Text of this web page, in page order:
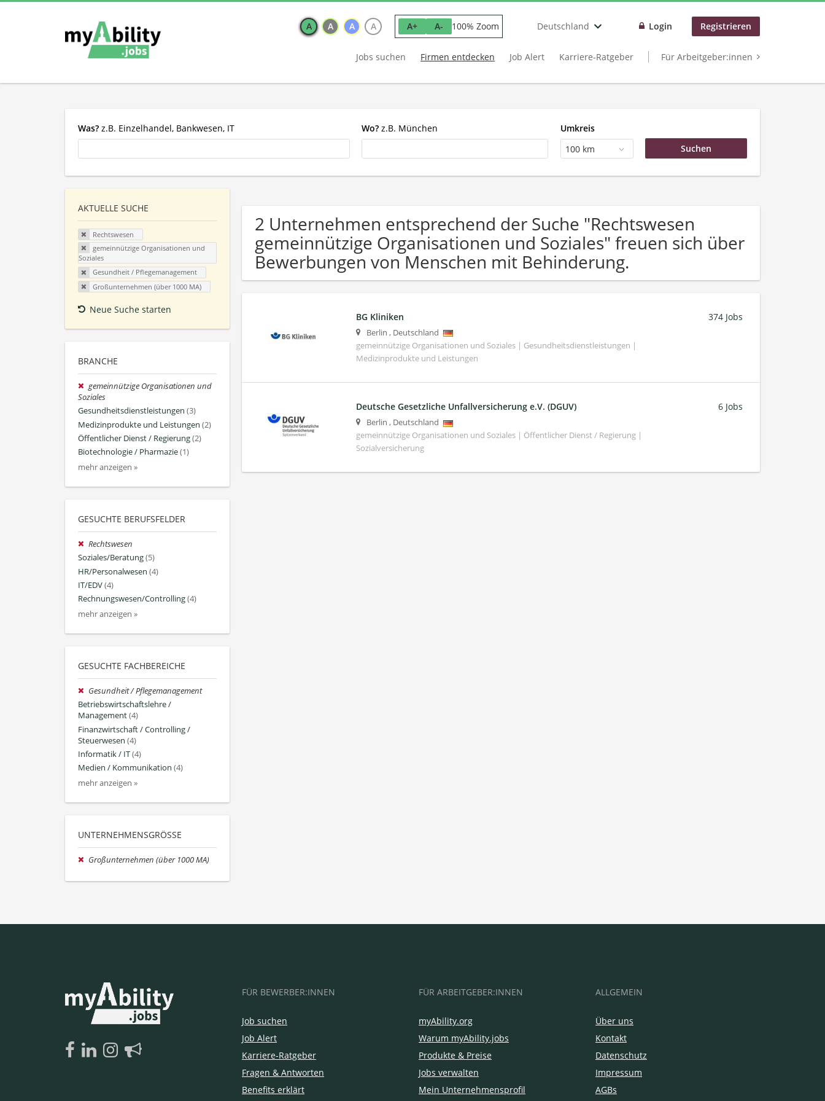
A A A A A+ A- 100% Zoom Deutschland Login Registrieren
Jobs suchen Firmen entdecken Job Alert Karriere-Ratgeber Für Arbeitgeber:innen
Was? z.B. Einzelhandel, Bankwesen, IT Wo? z.B. München
Umkreis
100 km
AKTUELLE SUCHE
Rechtswesen
gemeinnützige Organisationen und
Soziales
Gesundheit / Pflegemanagement
Großunternehmen (über 1000 MA)
Neue Suche starten
BRANCHE
gemeinnützige Organisationen und
Soziales
Gesundheitsdienstleistungen (3)
Medizinprodukte und Leistungen (2)
Öffentlicher Dienst / Regierung(2)
Biotechnologie / Pharmazie(1)
mehr anzeigen »
GESUCHTE BERUFSFELDER
Rechtswesen
Soziales/Beratung(5)
HR/Personalwesen (4)
IT/EDV(4)
Rechnungswesen/Controlling(4)
mehr anzeigen »
GESUCHTE FACHBEREICHE
Gesundheit / Pflegemanagement
Betriebswirtschaftslehre /
Management(4)
Finanzwirtschaft / Controlling /
Steuerwesen (4)
Informatik / IT(4)
Medien / Kommunikation (4)
mehr anzeigen »
UNTERNEHMENSGRÖSSE
Großunternehmen (über 1000 MA)
2 Unternehmen entsprechend der Suche "Rechtswesen
gemeinnützige Organisationen und Soziales" freuen sich über
Bewerbungen von Menschen mit Behinderung.
BG Kliniken
Berlin , Deutschland
gemeinnützige Organisationen und Soziales | Gesundheitsdienstleistungen |
Medizinprodukte und Leistungen
374 Jobs
Deutsche Gesetzliche Unfallversicherung e.V. (DGUV)
Berlin , Deutschland
gemeinnützige Organisationen und Soziales | Öffentlicher Dienst / Regierung |
Sozialversicherung
6 Jobs
FÜR BEWERBER:INNEN
Job suchen
Job Alert
Karriere-Ratgeber
Fragen & Antworten
Benefits erklärt
FÜR ARBEITGEBER:INNEN
myAbility.org
Warum myAbility.jobs
Produkte & Preise
Jobs verwalten
Mein Unternehmensprofil
ALLGEMEIN
Über uns
Kontakt
Datenschutz
Impressum
AGBs